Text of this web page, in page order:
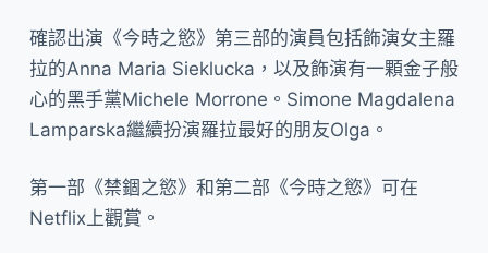
確認出演《今時之慾》第三部的演員包括飾演女主羅
拉的Anna Maria Sieklucka，以及飾演有一顆金子般
心的黑手黨Michele Morrone。Simone Magdalena
Lamparska繼續扮演羅拉最好的朋友Olga。
第一部《禁錮之慾》和第二部《今時之慾》可在
Netflix上觀賞。